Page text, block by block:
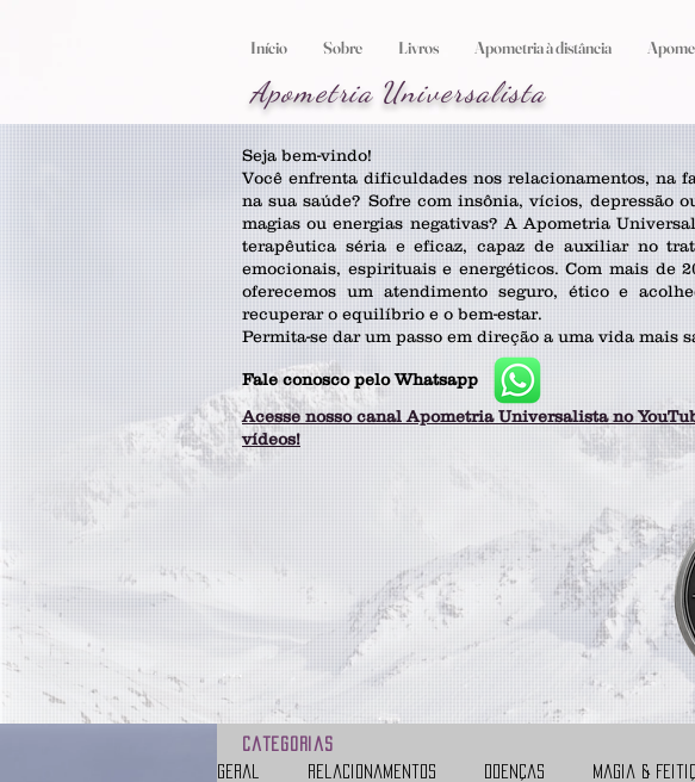
Início Sobre Livros Apometria à distância
Apometria Universalista
Seja bem-vindo!
Você enfrenta dificuldades nos relacionamentos, na
na sua saúde? Sofre com insônia, vícios, depressão
magias ou energias negativas? A Apometria
terapêutica séria e eficaz, capaz de auxiliar no
emocionais, espirituais e energéticos. Com mais de
oferecemos um atendimento seguro, ético e
recuperar o equilíbrio e o bem-estar.
Permita-se dar um passo em direção a uma vida mais
Fale conosco pelo Whatsapp
Acesse nosso canal Apometria Universalista no
vídeos!
Geral Relacionamentos Doenças Magia &
Categorias